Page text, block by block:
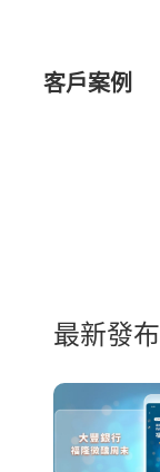
客戶案例
最新發布